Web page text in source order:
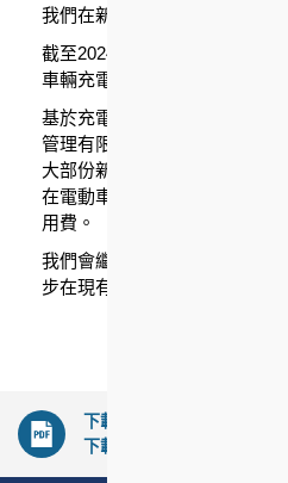
我們在新發展的房屋項目均設
截至2024年3月底，我們已在
車輛充電設施。
基於充電設施數量未能追上急
管理有限資源及防止電動車輛
大部份新增的充電設施安裝「
在電動車輛車位，除需支付停
用費。
我們會繼續留意充電設施的使
步在現有的停車場安裝更多電
下載的文件須以最新版本
下載此軟件，請